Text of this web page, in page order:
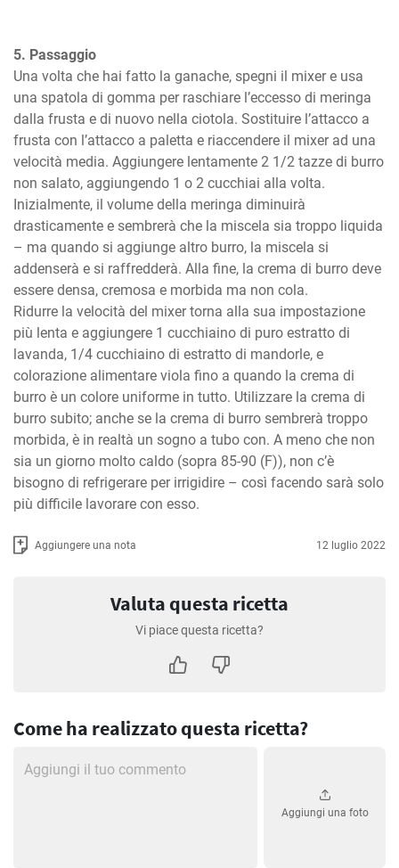
5. Passaggio
Una volta che hai fatto la ganache, spegni il mixer e usa
una spatola di gomma per raschiare l’eccesso di meringa
dalla frusta e di nuovo nella ciotola. Sostituire l’attacco a
frusta con l’attacco a paletta e riaccendere il mixer ad una
velocità media. Aggiungere lentamente 2 1/2 tazze di burro
non salato, aggiungendo 1 o 2 cucchiai alla volta.
Inizialmente, il volume della meringa diminuirà
drasticamente e sembrerà che la miscela sia troppo liquida
– ma quando si aggiunge altro burro, la miscela si
addenserà e si raffredderà. Alla fine, la crema di burro deve
essere densa, cremosa e morbida ma non cola.
Ridurre la velocità del mixer torna alla sua impostazione
più lenta e aggiungere 1 cucchiaino di puro estratto di
lavanda, 1/4 cucchiaino di estratto di mandorle, e
colorazione alimentare viola fino a quando la crema di
burro è un colore uniforme in tutto. Utilizzare la crema di
burro subito; anche se la crema di burro sembrerà troppo
morbida, è in realtà un sogno a tubo con. A meno che non
sia un giorno molto caldo (sopra 85-90 (F)), non c’è
bisogno di refrigerare per irrigidire – così facendo sarà solo
più difficile lavorare con esso.
Aggiungere una nota 12 luglio 2022
Valuta questa ricetta
Vi piace questa ricetta?
Come ha realizzato questa ricetta?
Aggiungi una foto